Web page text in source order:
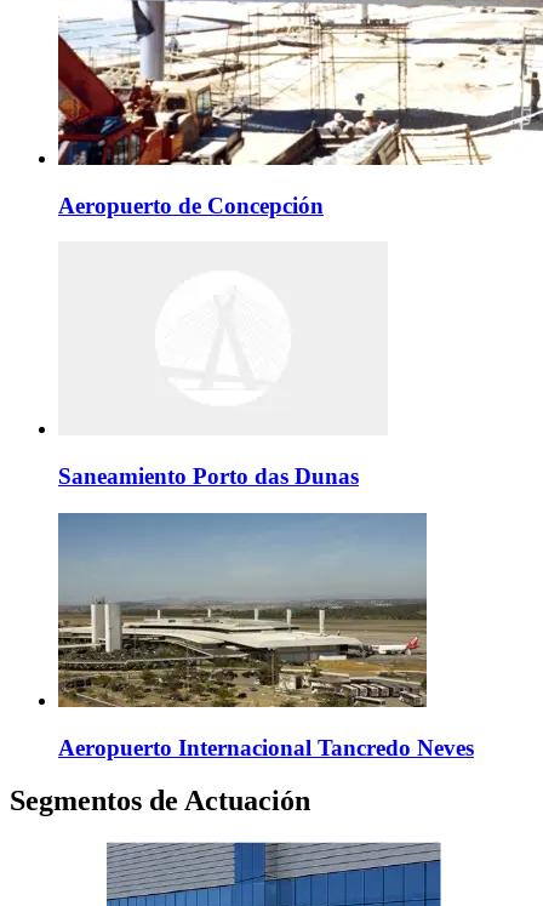
Aeropuerto de Concepción
Saneamiento Porto das Dunas
Aeropuerto Internacional Tancredo Neves
Segmentos de Actuación